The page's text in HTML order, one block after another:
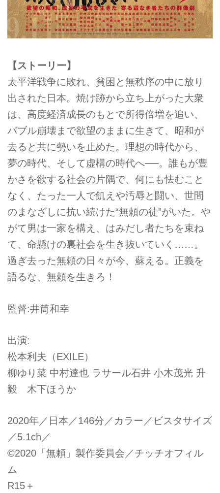
【ストーリー】
太平洋戦争に敗れ、貧困と無秩序の中に放り
出された日本。焼け跡から立ち上がった大衆
は、高度経済成長のもとで所得倍増を追い、
バブル崩壊まで欲望のままに生きて、昭和が
去ると共に勢いを止めた。理想の時代から、
夢の時代、そして虚構の時代へ──。誰もが豊
かさを欲する社会の片隅で、何にも怯むこと
なく、たった一人で飢えや汚辱と闘い、世間
のまなざしに抗い続けた“無頼の徒”がいた。や
がて男は一家を構え、はみだし者たちを束ね
て、命懸けの裏社会を生き抜いていく……。
過ぎ去った無頼の日々が今、蘇える。正義を
語るな、無頼を生きろ！
監督:井筒和幸
出演:
松本利夫（EXILE）
柳ゆり菜 中村達也 ラサール石井 小木茂光 升
毅 木下ほうか
2020年／日本／146分／カラー／ビスタサイズ
／5.1ch／
©2020「無頼」製作委員会／チッチオフィル
ム
R15＋